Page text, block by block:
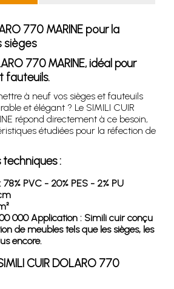
770 MARINE pour la
sièges
770 MARINE, idéal pour
fauteuils.
à neuf vos sièges et fauteuils
et élégant ? Le SIMILI CUIR
répond directement à ce besoin,
étudiées pour la réfection de
:
PVC - 20% PES - 2% PU
000 Application : Simili cuir conçu
de meubles tels que les sièges, les
encore.
CUIR DOLARO 770